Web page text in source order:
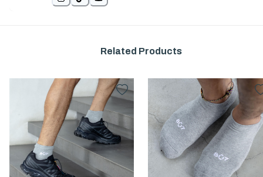
Related Products